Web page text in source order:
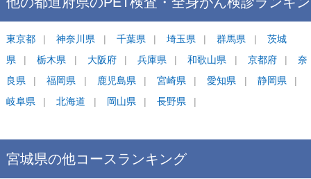
グ
東京都 神奈川県 千葉県 埼玉県 群馬県
茨城
県
栃木県 大阪府 兵庫県 和歌山県 京都府
奈
良県
福岡県 鹿児島県 宮崎県 愛知県
静岡県
岐阜県
北海道 岡山県 長野県
宮城県の他コースランキング